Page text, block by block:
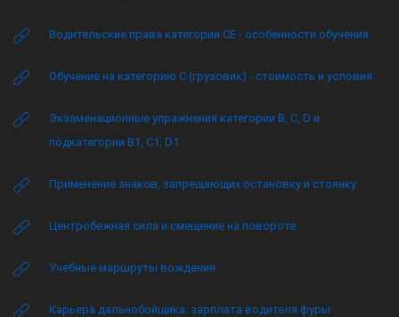
Водительские права категории CE - особенности обучения
Обучение на категорию C (грузовик) - стоимость и условия
Экзаменационные упражнения категории B, C, D и
подкатегории B1, C1, D1
Применение знаков, запрещающих остановку и стоянку
Центробежная сила и смещение на повороте
Учебные маршруты вождения
Карьера дальнобойщика: зарплата водителя фуры